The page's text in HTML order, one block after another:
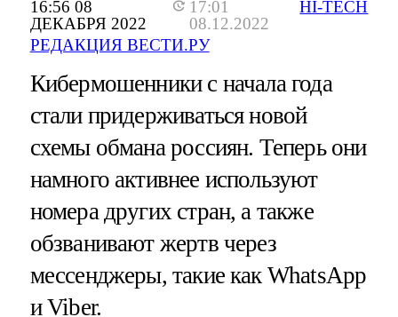
16:56 08
ДЕКАБРЯ 2022
17:01
08.12.2022
РЕДАКЦИЯ ВЕСТИ.РУ
HI-TECH
Кибермошенники с начала года
стали придерживаться новой
схемы обмана россиян. Теперь они
намного активнее используют
номера других стран, а также
обзванивают жертв через
мессенджеры, такие как WhatsApp
и Viber.